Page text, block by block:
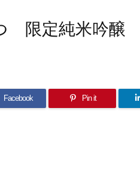
限定純米吟
Facebook Pin it